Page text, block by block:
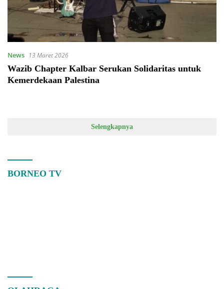
News 13 Maret 2026
Wazib Chapter Kalbar Serukan Solidaritas untuk
Kemerdekaan Palestina
Selengkapnya
BORNEO TV